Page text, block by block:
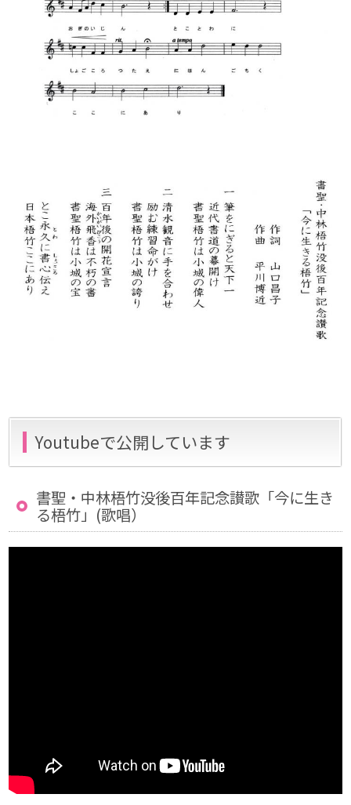
Youtubeで公開しています
書聖・中林梧竹没後百年記念讃歌「今に生き
る梧竹」(歌唱）